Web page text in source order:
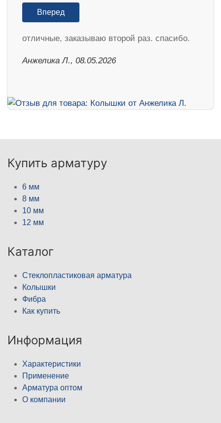
Вперед
отличные, заказываю второй раз. спасибо.
Анжелика Л., 08.05.2026
Купить арматуру
6 мм
8 мм
10 мм
12 мм
Каталог
Стеклопластиковая арматура
Колышки
Фибра
Как купить
Информация
Характеристики
Применение
Арматура оптом
О компании